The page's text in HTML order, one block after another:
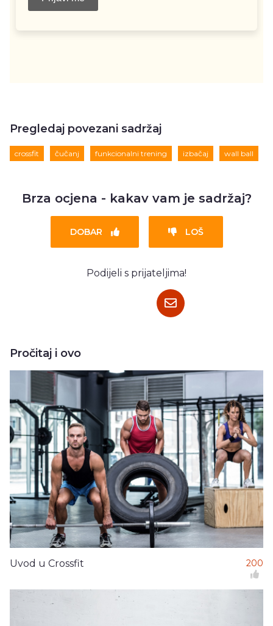
Pregledaj povezani sadržaj
crossfit čučanj funkcionalni trening izbačaj wall ball
Brza ocjena - kakav vam je sadržaj?
DOBAR LOŠ
Podijeli s prijateljima!
Pročitaj i ovo
Uvod u Crossfit 200